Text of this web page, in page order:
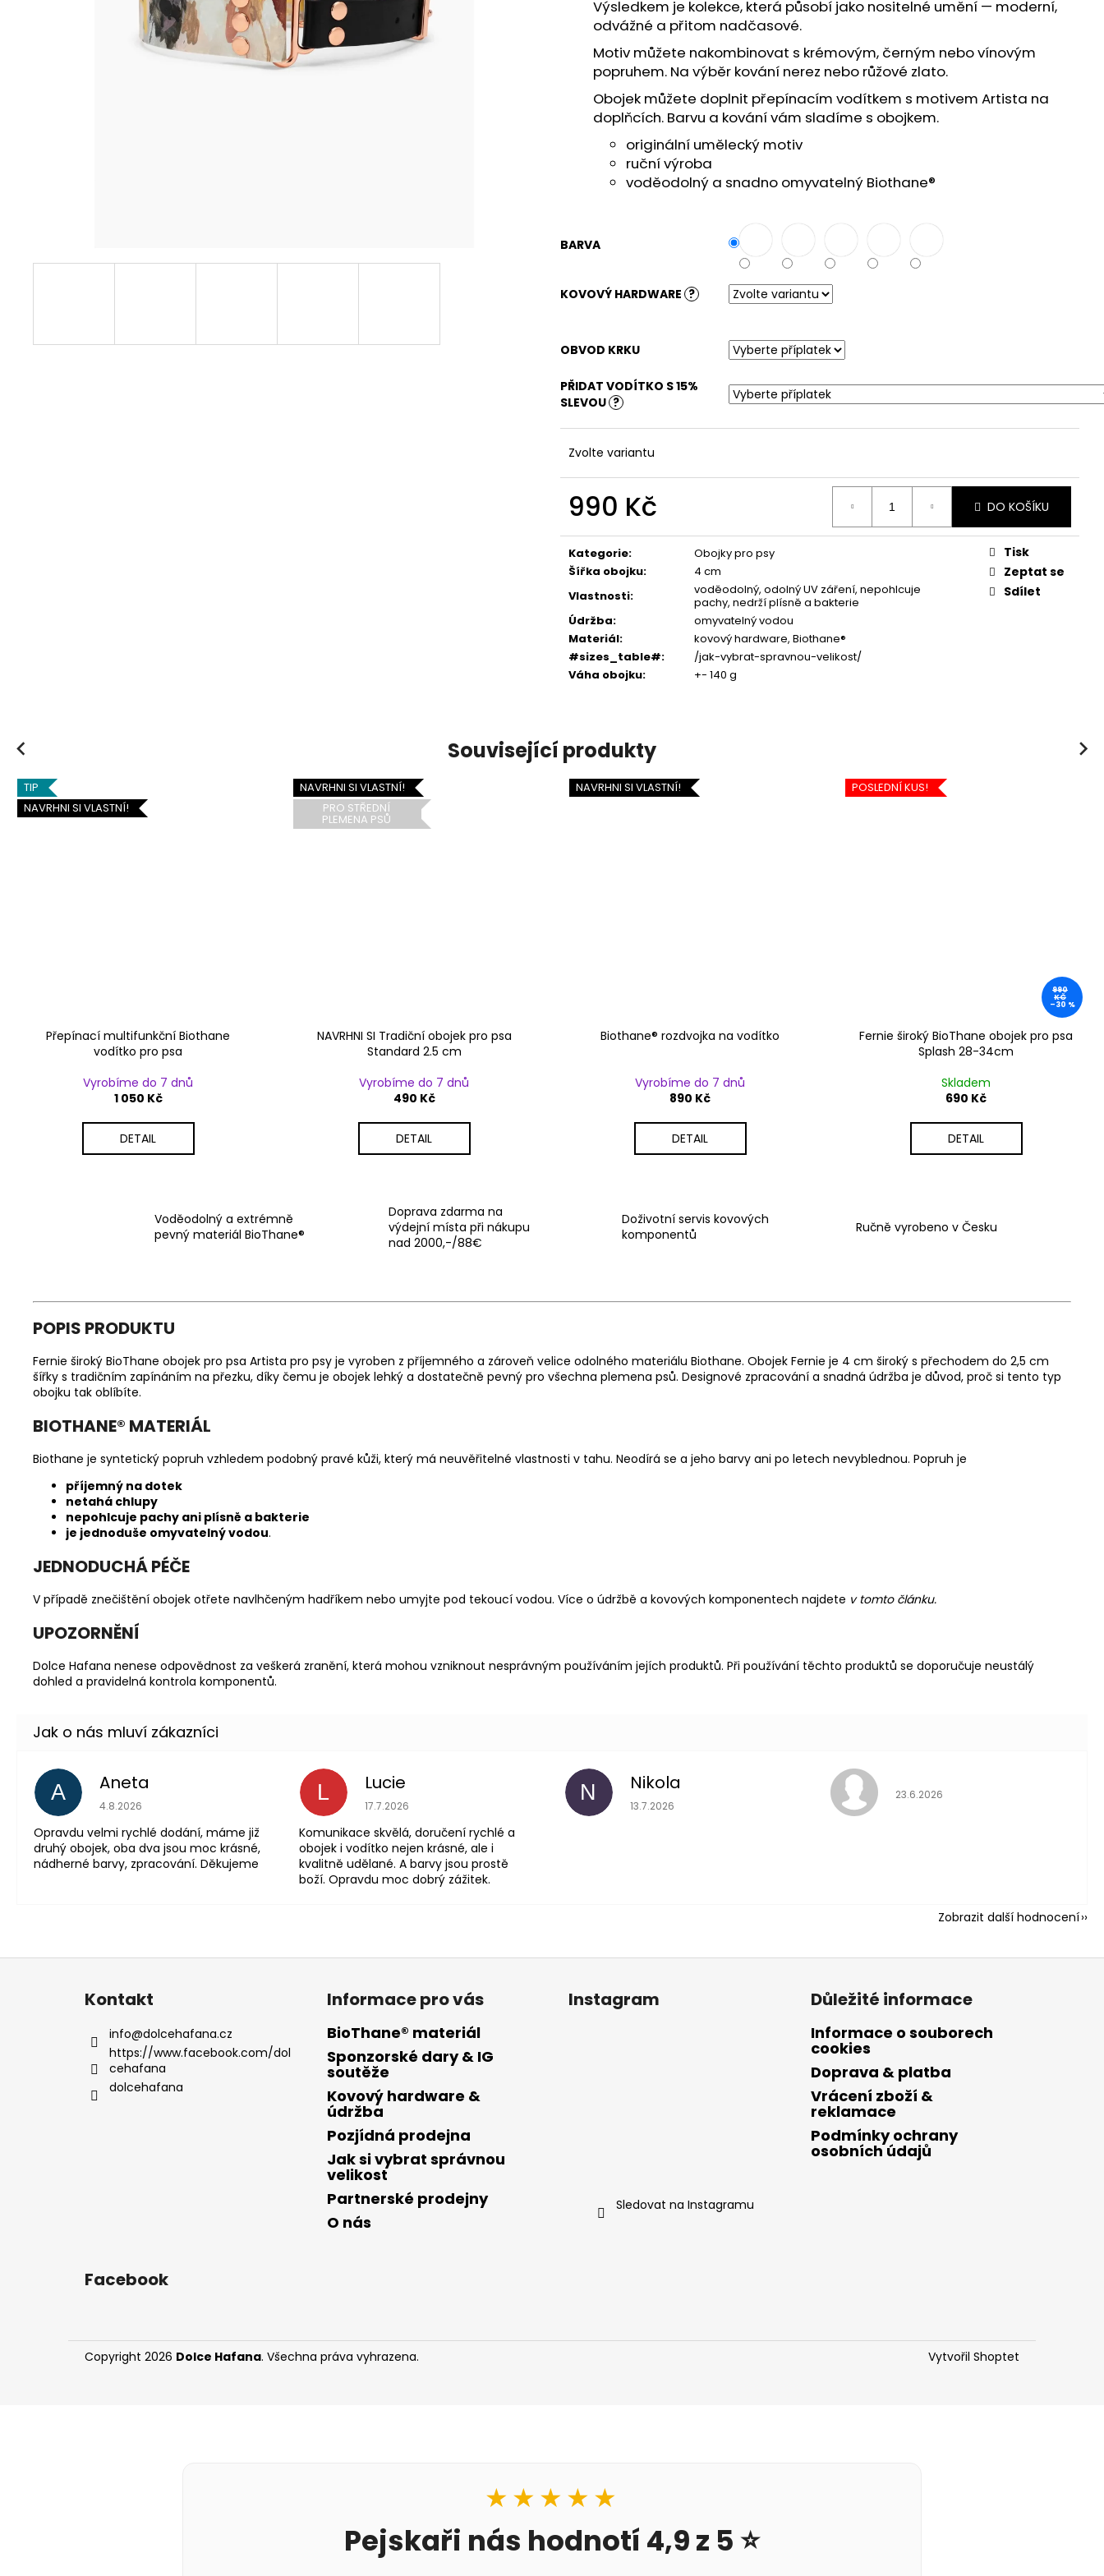
Výsledkem je kolekce, která působí jako nositelné umění — moderní,
odvážné a přitom nadčasové.
Motiv můžete nakombinovat s krémovým, černým nebo vínovým
popruhem. Na výběr kování nerez nebo růžové zlato.
Obojek můžete doplnit přepínacím vodítkem s motivem Artista na
doplňcích. Barvu a kování vám sladíme s obojkem.
originální umělecký motiv
ruční výroba
voděodolný a snadno omyvatelný Biothane®
BARVA
KOVOVÝ HARDWARE ?
OBVOD KRKU
PŘIDAT VODÍTKO S 15%
SLEVOU ?
Zvolte variantu
990 Kč DO KOŠÍKU
Kategorie:
Obojky pro psy
Šířka obojku:
4 cm
Vlastnosti:
voděodolný, odolný UV záření, nepohlcuje
pachy, nedrží plísně a bakterie
Údržba:
omyvatelný vodou
Materiál:
kovový hardware, Biothane®
#sizes_table#:
/jak-vybrat-spravnou-velikost/
Váha obojku: +- 140 g
Tisk
Zeptat se
Sdílet
Související produkty
Previous
TIP
NAVRHNI SI VLASTNÍ!
Přepínací multifunkční Biothane
vodítko pro psa
Vyrobíme do 7 dnů
1 050 Kč
DETAIL
NAVRHNI SI VLASTNÍ!
PRO STŘEDNÍ
PLEMENA PSŮ
NAVRHNI SI Tradiční obojek pro psa
Standard 2.5 cm
Vyrobíme do 7 dnů
490 Kč
DETAIL
NAVRHNI SI VLASTNÍ!
Biothane® rozdvojka na vodítko
Vyrobíme do 7 dnů
890 Kč
DETAIL
POSLEDNÍ KUS!
990
KČ
–30 %
Fernie široký BioThane obojek pro psa
Splash 28-34cm
Skladem
690 Kč
DETAIL
Next
Voděodolný a extrémně
pevný materiál BioThane®
Doprava zdarma na
výdejní místa při nákupu
nad 2000,-/88€
Doživotní servis kovových
komponentů
Ručně vyrobeno v Česku
POPIS PRODUKTU
Fernie široký BioThane obojek pro psa Artista pro psy je vyroben z příjemného a zároveň velice odolného materiálu Biothane. Obojek Fernie je 4 cm široký s přechodem do 2,5 cm
šířky s tradičním zapínáním na přezku, díky čemu je obojek lehký a dostatečně pevný pro všechna plemena psů. Designové zpracování a snadná údržba je důvod, proč si tento typ
obojku tak oblíbíte.
BIOTHANE® MATERIÁL
Biothane je syntetický popruh vzhledem podobný pravé kůži, který má neuvěřitelné vlastnosti v tahu. Neodírá se a jeho barvy ani po letech nevyblednou. Popruh je
příjemný na dotek
netahá chlupy
nepohlcuje pachy ani plísně a bakterie
je jednoduše omyvatelný vodou.
JEDNODUCHÁ PÉČE
V případě znečištění obojek otřete navlhčeným hadříkem nebo umyjte pod tekoucí vodou. Více o údržbě a kovových komponentech najdete v tomto článku.
UPOZORNĚNÍ
Dolce Hafana nenese odpovědnost za veškerá zranění, která mohou vzniknout nesprávným používáním jejích produktů. Při používání těchto produktů se doporučuje neustálý
dohled a pravidelná kontrola komponentů.
A Aneta
Hodnocení obchodu je 5 z 5 hvězdiček.
4.8.2026
Opravdu velmi rychlé dodání, máme již
druhý obojek, oba dva jsou moc krásné,
nádherné barvy, zpracování. Děkujeme
L Lucie
Hodnocení obchodu je 5 z 5 hvězdiček.
17.7.2026
Komunikace skvělá, doručení rychlé a
obojek i vodítko nejen krásné, ale i
kvalitně udělané. A barvy jsou prostě
boží. Opravdu moc dobrý zážitek.
N Nikola
Hodnocení obchodu je 5 z 5
13.7.2026 Hodnocení
23.6.2026
Zobrazit další hodnocení
Z
Kontakt
info@dolcehafana.cz
https://www.facebook.com/dol
cehafana
dolcehafana
Informace pro vás
BioThane® materiál
Sponzorské dary & IG
soutěže
Kovový hardware &
údržba
Pozjídná prodejna
Jak si vybrat správnou
velikost
Partnerské prodejny
O nás
Instagram
Sledovat na Instagramu
Důležité informace
Informace o souborech
cookies
Doprava & platba
Vrácení zboží &
reklamace
Podmínky ochrany
osobních údajů
Facebook
Vytvořil Shoptet
Copyright 2026 Dolce Hafana. Všechna práva vyhrazena.
★★★★★
Pejskaři nás hodnotí 4,9 z 5 ⭐